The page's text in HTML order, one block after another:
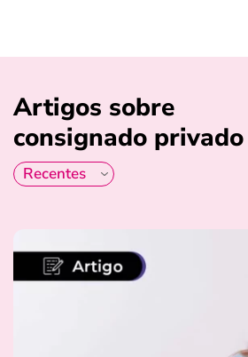
Artigos sobre
consignado privado